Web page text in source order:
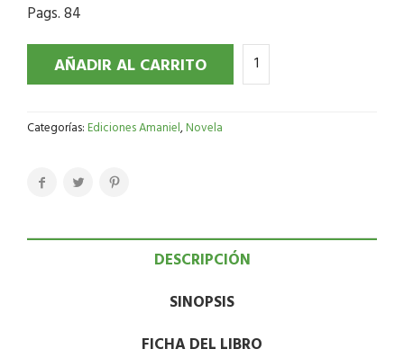
Pags. 84
AÑADIR AL CARRITO
Categorías:Ediciones Amaniel,Novela
DESCRIPCIÓN
SINOPSIS
FICHA DEL LIBRO